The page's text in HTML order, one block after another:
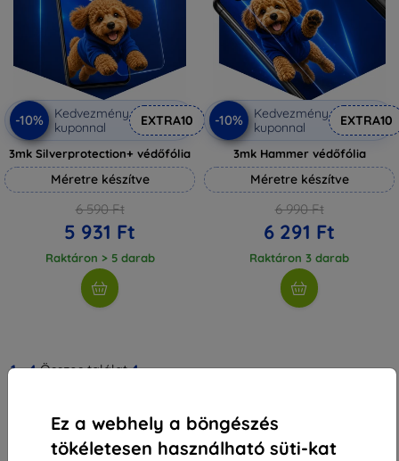
Ez a webhely a böngészés
tökéletesen használható süti-kat
-10%
Kedvezmény
kuponnal
EXTRA10
3mk Silverprotection+ védőfólia
Méretre készítve
6 590 Ft
5 931 Ft
Raktáron > 5 darab
-10%
Kedvezmény
kuponnal
EXTRA10
3mk Hammer védőfólia
Méretre készítve
6 990 Ft
6 291 Ft
Raktáron 3 darab
1-4Összes találat4.